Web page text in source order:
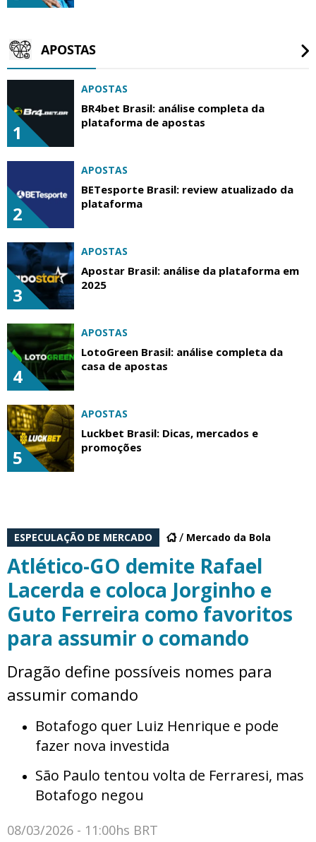
APOSTAS
1
APOSTAS
BR4bet Brasil: análise completa da
plataforma de apostas
2
APOSTAS
BETesporte Brasil: review atualizado da
plataforma
3
APOSTAS
Apostar Brasil: análise da plataforma em
2025
4
APOSTAS
LotoGreen Brasil: análise completa da
casa de apostas
5
APOSTAS
Luckbet Brasil: Dicas, mercados e
promoções
ESPECULAÇÃO DE MERCADO Mercado da Bola
Atlético-GO demite Rafael
Lacerda e coloca Jorginho e
Guto Ferreira como favoritos
para assumir o comando
Dragão define possíveis nomes para
assumir comando
Botafogo quer Luiz Henrique e pode
fazer nova investida
São Paulo tentou volta de Ferraresi, mas
Botafogo negou
08/03/2026 - 11:00hs BRT